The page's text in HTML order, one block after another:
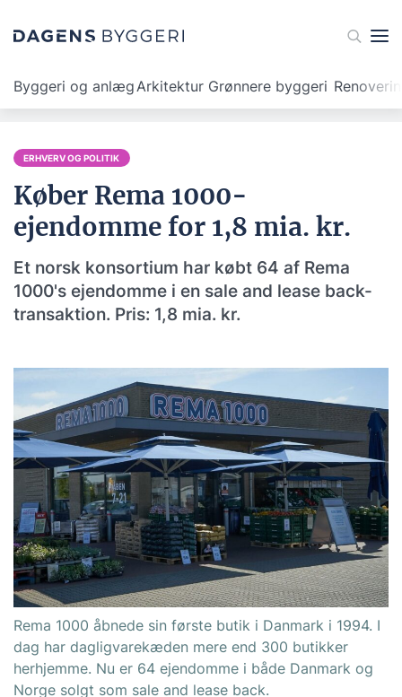
Byggeri og anlægArkitektur Grønnere byggeri
ERHVERV OG POLITIK
Køber Rema 1000-
ejendomme for 1,8 mia. kr.
Et norsk konsortium har købt 64 af Rema
1000's ejendomme i en sale and lease back-
transaktion. Pris: 1,8 mia. kr.
Rema 1000 åbnede sin første butik i Danmark i 1994. I
dag har dagligvarekæden mere end 300 butikker
herhjemme. Nu er 64 ejendomme i både Danmark og
Norge solgt som sale and lease back.